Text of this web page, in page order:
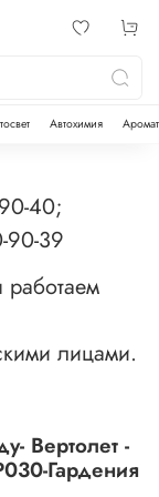
Автохимия
40;
39
лицами.
Вертолет -
Гардения